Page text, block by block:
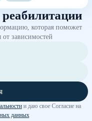
которая поможет
от зависимостей
и даю свое Согласие на
данных